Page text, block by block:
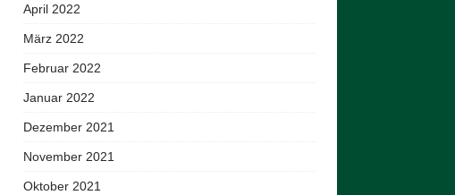
April 2022
März 2022
Februar 2022
Januar 2022
Dezember 2021
November 2021
Oktober 2021